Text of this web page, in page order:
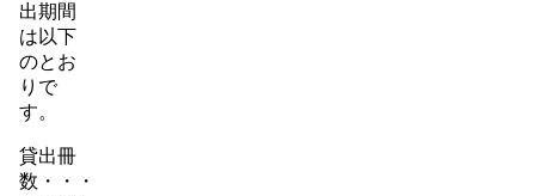
出期間
は以下
のとお
りで
す。
貸出冊
数・・・